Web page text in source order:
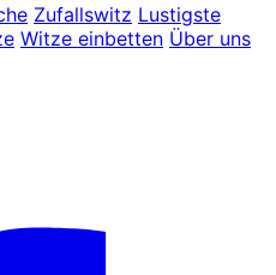
Zufallswitz Lustigste
Witze einbetten Über uns